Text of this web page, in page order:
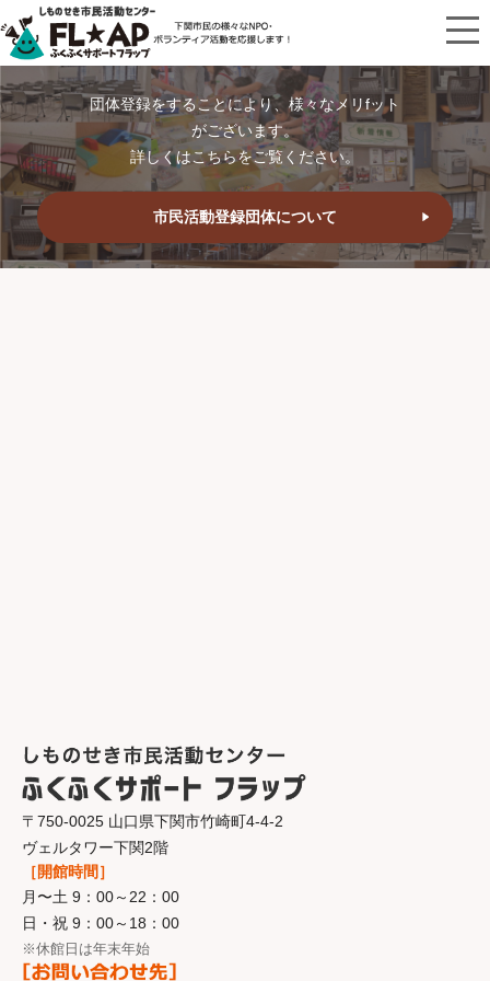
団体登録をすることにより、様々なメリfット
がございます。
詳しくはこちらをご覧ください。
市民活動登録団体について
〒750-0025 山口県下関市竹崎町4-4-2
ヴェルタワー下関2階
［開館時間］
月〜土 9：00～22：00
日・祝 9：00～18：00
※休館日は年末年始